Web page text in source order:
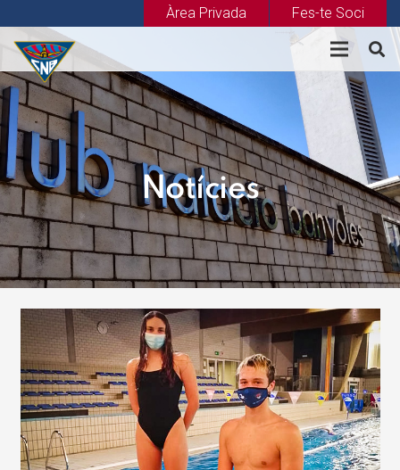
Àrea Privada Fes-te Soci
Notícies